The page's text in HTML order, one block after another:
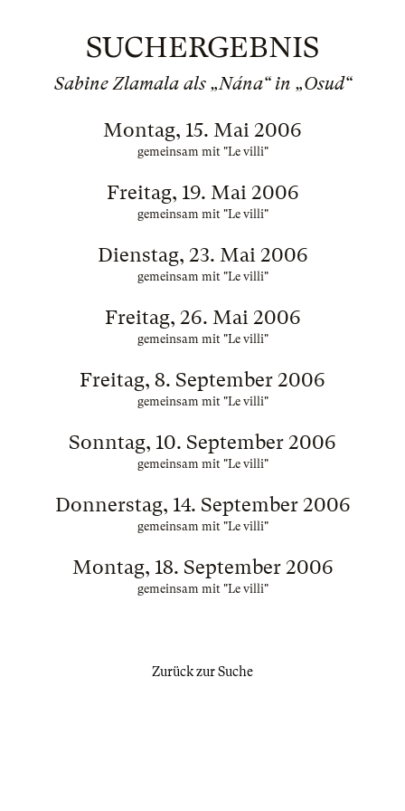
SUCHERGEBNIS
Sabine Zlamala als „Nána“ in „Osud“
Montag, 15. Mai 2006
gemeinsam mit "Le villi"
Freitag, 19. Mai 2006
gemeinsam mit "Le villi"
Dienstag, 23. Mai 2006
gemeinsam mit "Le villi"
Freitag, 26. Mai 2006
gemeinsam mit "Le villi"
Freitag, 8. September 2006
gemeinsam mit "Le villi"
Sonntag, 10. September 2006
gemeinsam mit "Le villi"
Donnerstag, 14. September 2006
gemeinsam mit "Le villi"
Montag, 18. September 2006
gemeinsam mit "Le villi"
Zurück zur Suche